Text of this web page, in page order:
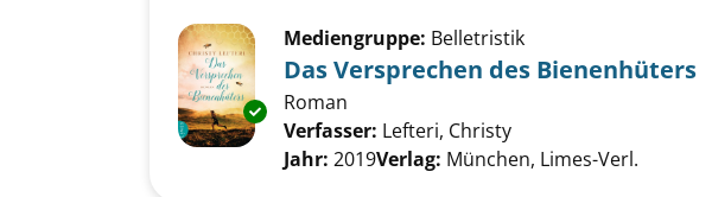
Exemplar-Details von Das Versprechen des
Mediengruppe: Belletristik
Das Versprechen des Bienenhüters
Roman
Verfasser: Lefteri, Christy
Jahr: 2019Verlag: München, Limes-Verl.